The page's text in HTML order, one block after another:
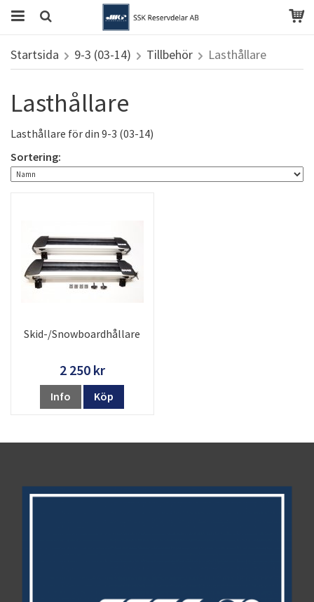
Startsida 9-3 (03-14) Tillbehör Lasthållare
Lasthållare
Lasthållare för din 9-3 (03-14)
Sortering:
Skid-/Snowboardhållare
2 250 kr
Info Köp